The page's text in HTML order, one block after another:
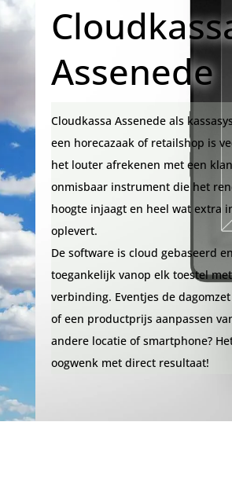
Assenede
Cloudkassa Assenede als
een horecazaak of retailshop is
het louter afrekenen met een
onmisbaar instrument die het
hoogte injaagt en heel wat extra
oplevert.
De software is cloud gebaseerd
toegankelijk vanop elk toestel
verbinding. Eventjes de
of een productprijs aanpassen
andere locatie of smartphone?
oogwenk met direct resultaat!